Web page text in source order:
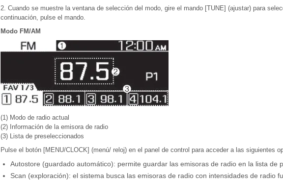
2. Cuando se muestre la ventana de selección del modo, gire el mando [TUNE] (ajustar) para
continuación, pulse el mando.
Modo FM/AM
(1) Modo de radio actual
(2) Información de la emisora de radio
(3) Lista de preseleccionados
Pulse el botón [MENU/CLOCK] (menú/ reloj) en el panel de control para acceder a las siguientes
Autostore (guardado automático): permite guardar las emisoras de radio en la lista de
Scan (exploración): el sistema busca las emisoras de radio con intensidades de radio